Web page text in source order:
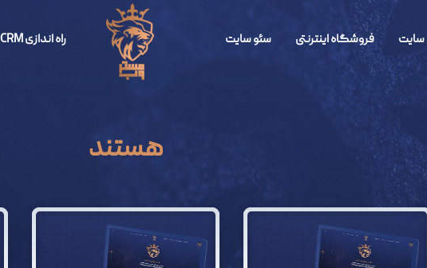
سایت فروشگاه اینترنتی سئو سایت راه اندازی CRM
هستند